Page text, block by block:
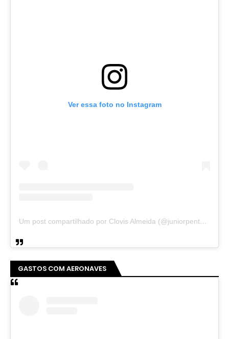
Ver essa foto no Instagram
Um post compartilhado por Clovis Almeida (@juniorpentecoste01)
GASTOS COM AERONAVES